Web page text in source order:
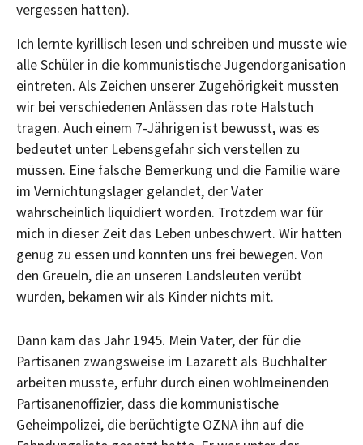
vergessen hatten).
Ich lernte kyrillisch lesen und schreiben und musste wie
alle Schüler in die kommunistische Jugendorganisation
eintreten. Als Zeichen unserer Zugehörigkeit mussten
wir bei verschiedenen Anlässen das rote Halstuch
tragen. Auch einem 7-Jährigen ist bewusst, was es
bedeutet unter Lebensgefahr sich verstellen zu
müssen. Eine falsche Bemerkung und die Familie wäre
im Vernichtungslager gelandet, der Vater
wahrscheinlich liquidiert worden. Trotzdem war für
mich in dieser Zeit das Leben unbeschwert. Wir hatten
genug zu essen und konnten uns frei bewegen. Von
den Greueln, die an unseren Landsleuten verübt
wurden, bekamen wir als Kinder nichts mit.
Dann kam das Jahr 1945. Mein Vater, der für die
Partisanen zwangsweise im Lazarett als Buchhalter
arbeiten musste, erfuhr durch einen wohlmeinenden
Partisanenoffizier, dass die kommunistische
Geheimpolizei, die berüchtigte OZNA ihn auf die